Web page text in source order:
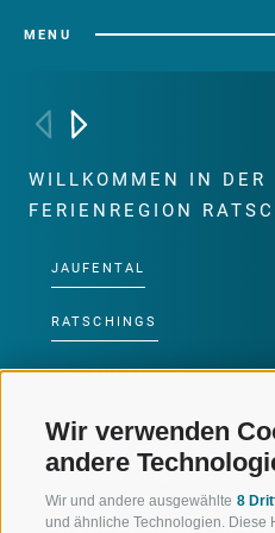
Wir verwenden
andere
Wir und andere ausgewählte 8
und ähnliche Technologien. Diese
MENU
WILLKOMMEN IN DER
FERIENREGION
JAUFENTAL
RATSCHINGS
RIDNAUNTAL
BERGBAHNEN
SKISCHULE RATSCHINGS